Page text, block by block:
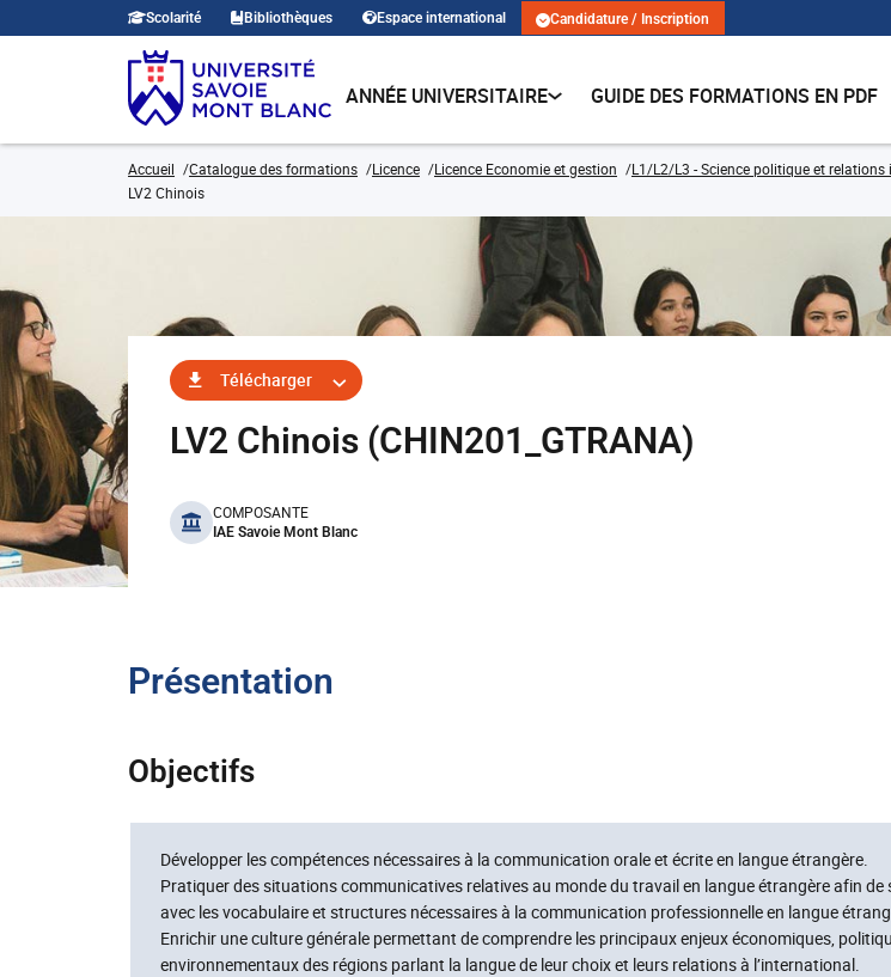
Scolarité Bibliothèques Espace international Candidature / Inscription
ANNÉE UNIVERSITAIRE GUIDE DES FORMATIONS EN PDF
Accueil Catalogue des formations Licence Licence Economie et gestion L1/L2/L3 - Science politique et
LV2 Chinois
Télécharger
LV2 Chinois (CHIN201_GTRANA)
benefits
COMPOSANTE
IAE Savoie Mont Blanc
Présentation
Objectifs
Développer les compétences nécessaires à la communication orale et écrite en langue étrangère.
Pratiquer des situations communicatives relatives au monde du travail en langue étrangère afin de
avec les vocabulaire et structures nécessaires à la communication professionnelle en langue
Enrichir une culture générale permettant de comprendre les principaux enjeux économiques,
environnementaux des régions parlant la langue de leur choix et leurs relations à l’international.